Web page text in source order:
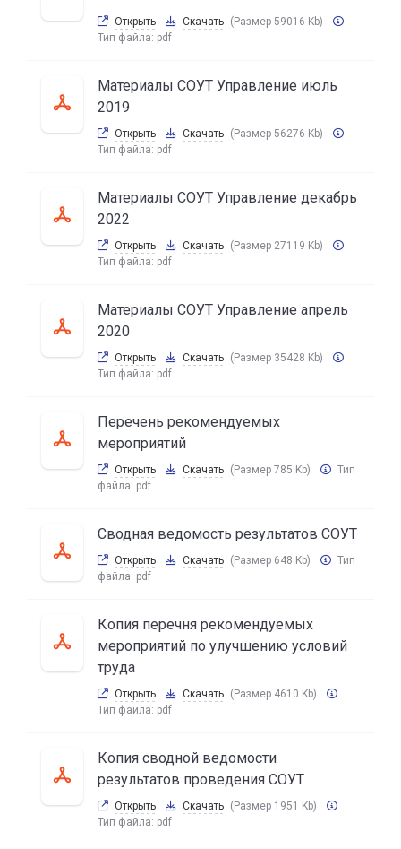
Открыть Скачать (Размер 59016 Kb)
Тип файла: pdf
Материалы СОУТ Управление июль
2019
Открыть Скачать (Размер 56276 Kb)
Тип файла: pdf
Материалы СОУТ Управление декабрь
2022
Открыть Скачать (Размер 27119 Kb)
Тип файла: pdf
Материалы СОУТ Управление апрель
2020
Открыть Скачать (Размер 35428 Kb)
Тип файла: pdf
Перечень рекомендуемых
мероприятий
Открыть Скачать (Размер 785 Kb)
Тип
файла: pdf
Сводная ведомость результатов СОУТ
Открыть Скачать (Размер 648 Kb)
Тип
файла: pdf
Копия перечня рекомендуемых
мероприятий по улучшению условий
труда
Открыть Скачать (Размер 4610 Kb)
Тип файла: pdf
Копия сводной ведомости
результатов проведения СОУТ
Открыть Скачать (Размер 1951 Kb)
Тип файла: pdf